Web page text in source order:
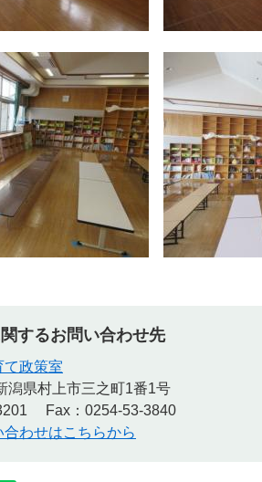
するお問い合わせ先
て政策室
潟県村上市三之町1番1号
Fax：0254-53-3840
合わせはこちらから